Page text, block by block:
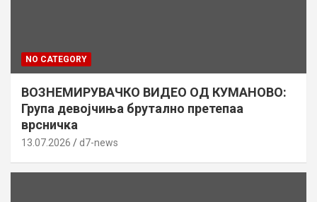
NO CATEGORY
ВОЗНЕМИРУВАЧКО ВИДЕО ОД КУМАНОВО:
Група девојчиња брутално претепаа
врсничка
13.07.2026 d7-news